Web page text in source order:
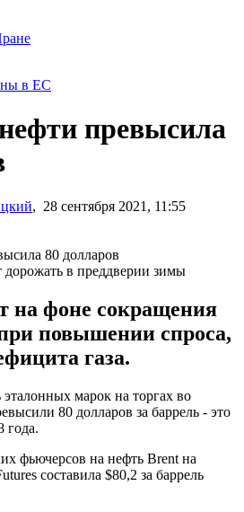
в ЕС
превысила
, 28 сентября 2021, 11:55
в преддверии зимы
на фоне сокращения
повышении спроса,
газа.
марок на торгах во
80 долларов за баррель - это
года.
фьючерсов на нефть Brent на
составила $80,2 за баррель